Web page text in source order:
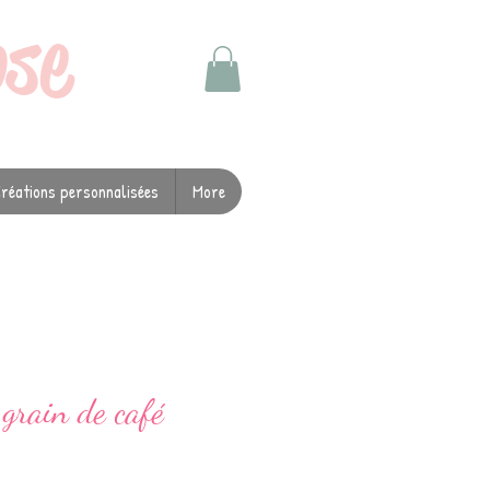
personnalisées More
de café